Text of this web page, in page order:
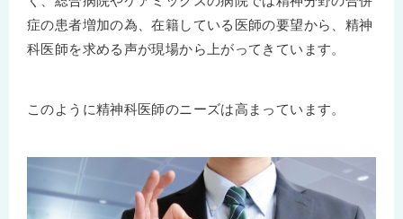
症の患者増加の為、在籍している医師の要望から、精神
科医師を求める声が現場から上がってきています。
このように精神科医師のニーズは高まっています。